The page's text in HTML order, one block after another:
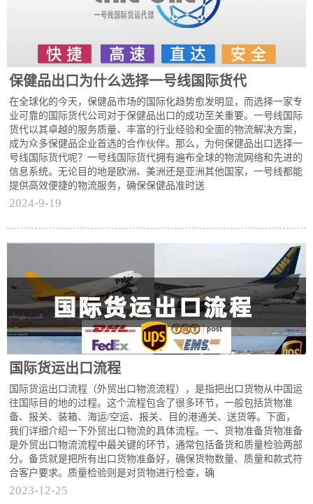
保健品出口为什么选择一号线国际货代
在全球化的今天，保健品市场的国际化趋势愈发明显，而选择一家专
业可靠的国际货代公司对于保健品出口的成功至关重要。一号线国际
货代以其卓越的服务质量、丰富的行业经验和全面的物流解决方案，
成为众多保健品企业首选的合作伙伴。那么，为何保健品出口选择一
号线国际货代呢？一号线国际货代拥有遍布全球的物流网络和先进的
信息系统。无论目的地是欧洲、美洲还是亚洲其他国家，一号线都能
提供高效便捷的物流服务，确保保健品准时送
2024-9-19
国际货运出口流程
国际货运出口流程（外贸出口物流流程），是指把出口货物从中国运
往国际目的地的过程。这个流程包含了很多环节，一般包括货物准
备、报关、装箱、海运/空运、报关、目的港通关、送货等。下面，
我们详细介绍一下外贸出口物流的具体流程。一、货物准备货物准备
是外贸出口物流流程中最关键的环节，通常包括备货和质量检验两部
分。备货就是把所有出口货物准备好，确保货物数量、质量和款式符
合客户要求。质量检验则是对货物进行检查，确
2023-12-25